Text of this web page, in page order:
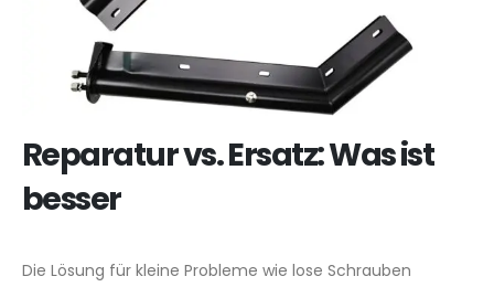
Reparatur vs. Ersatz: Was ist
besser
Die Lösung für kleine Probleme wie lose Schrauben